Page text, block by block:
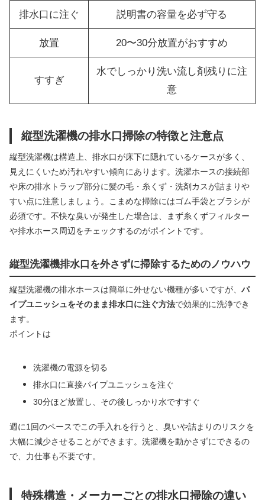
排水口に注ぐ 説明書の容量を必ず守る
放置 20〜30分放置がおすすめ
すすぎ
水でしっかり洗い流し剤残りに注
意
縦型洗濯機の排水口掃除の特徴と注意点
縦型洗濯機は構造上、排水口が床下に隠れているケースが多く、
見えにくいため汚れやすい傾向にあります。洗濯ホースの接続部
や床の排水トラップ部分に髪の毛・糸くず・洗剤カスが詰まりや
すい点に注意しましょう。こまめな掃除にはゴム手袋とブラシが
必須です。不快な臭いが発生した場合は、まず糸くずフィルター
や排水ホース周辺をチェックするのがポイントです。
縦型洗濯機排水口を外さずに掃除するためのノウハウ
縦型洗濯機の排水ホースは簡単に外せない機種が多いですが、 パ
イプユニッシュをそのまま排水口に注ぐ方法で効果的に洗浄でき
ます。
ポイントは
洗濯機の電源を切る
排水口に直接パイプユニッシュを注ぐ
30分ほど放置し、その後しっかり水ですすぐ
週に1回のペースでこの手入れを行うと、臭いや詰まりのリスクを
大幅に減少させることができます。洗濯機を動かさずにできるの
で、力仕事も不要です。
特殊構造・メーカーごとの排水口掃除の違い